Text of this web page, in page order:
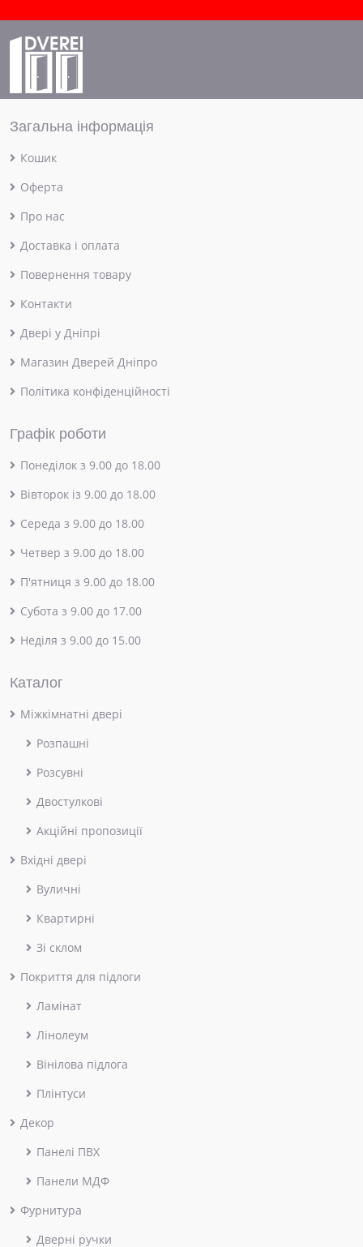
Загальна інформація
Кошик
Оферта
Про нас
Доставка і оплата
Повернення товару
Контакти
Двері у Дніпрі
Магазин Дверей Дніпро
Політика конфіденційності
Графік роботи
Понеділок з 9.00 до 18.00
Вівторок із 9.00 до 18.00
Середа з 9.00 до 18.00
Четвер з 9.00 до 18.00
П'ятниця з 9.00 до 18.00
Субота з 9.00 до 17.00
Неділя з 9.00 до 15.00
Каталог
Міжкімнатні двері
Розпашні
Розсувні
Двостулкові
Акційні пропозиції
Вхідні двері
Вуличні
Квартирні
Зі склом
Покриття для підлоги
Ламінат
Лінолеум
Вінілова підлога
Плінтуси
Декор
Панелі ПВХ
Панели МДФ
Фурнитура
Дверні ручки